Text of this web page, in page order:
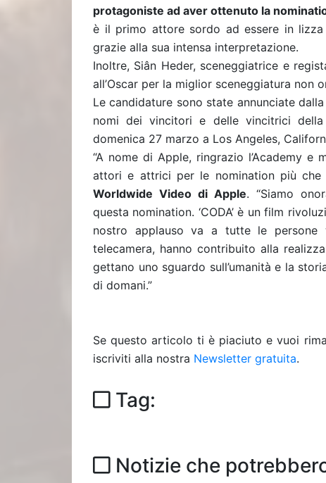
protagoniste ad aver ottenuto la
è il primo attore sordo ad essere in
grazie alla sua intensa interpretazione.
Inoltre, Siân Heder, sceneggiatrice e
all’Oscar per la miglior sceneggiatura non
Le candidature sono state annunciate
nomi dei vincitori e delle vincitrici
domenica 27 marzo a Los Angeles,
“A nome di Apple, ringrazio l’Academy
attori e attrici per le nomination più che
Worldwide Video di Apple. “Siamo
questa nomination. ‘CODA’ è un film
nostro applauso va a tutte le persone
telecamera, hanno contribuito alla
gettano uno sguardo sull’umanità e la
di domani.”
Se questo articolo ti è piaciuto e vuoi
iscriviti alla nostra Newsletter gratuita.
Tag:
Notizie che